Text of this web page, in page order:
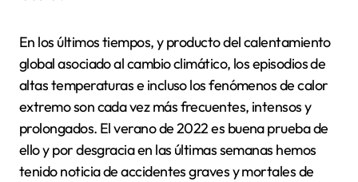
En los últimos tiempos, y producto del calentamiento
global asociado al cambio climático, los episodios de
altas temperaturas e incluso los fenómenos de calor
extremo son cada vez más frecuentes, intensos y
prolongados. El verano de 2022 es buena prueba de
ello y por desgracia en las últimas semanas hemos
tenido noticia de accidentes graves y mortales de